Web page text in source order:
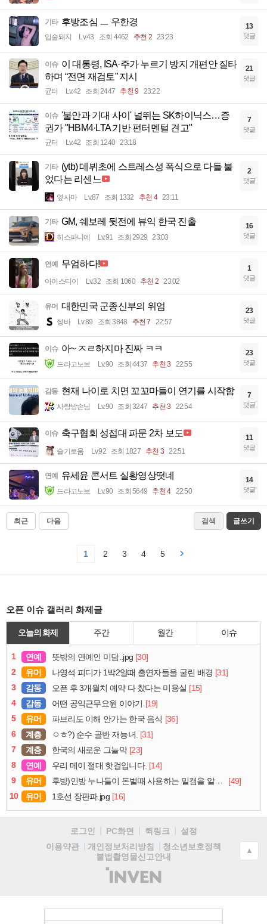
기타 후방조심 ㅡ 우한경
입술돼지 Lv.43 조회 4462 추천 2 23:23
13
댓글
이슈 이 대통령, ISA·주가 누르기 방지 개편안 질타
하며 “전면 재검토” 지시
균터 Lv.42 조회 2447 추천 9 23:22
21
댓글
이슈 '불안과 기대 사이' 널뛰는 SK하이닉스…증
권가 "HBM4·LTA 기반 펀터멘털 견고"
균터 Lv.42 조회 1240 23:18
7
댓글
기타 (ytb) 데뷔초에 스트레스성 폭식으로 다들 불
었다는 리센느
옆사마 Lv.87 조회 1332 추천 4 23:11
2
댓글
기타 GM, 쉐보레 뒷전에 뷰익 한국 진출
히스파니에 Lv.91 조회 2929 23:03
16
댓글
연예 무엄하다!
아이스티이 Lv.32 조회 1060 추천 2 23:02
1
댓글
유머 대한민국 군종신부의 위엄
썽바 Lv.89 조회 3848 추천 7 22:57
23
댓글
이슈 아~ ㅈㄹ하지마 진짜 ㅋㅋ
드라고노브 Lv.90 조회 4437 추천 3 22:55
23
댓글
감동 현재 나이로 치면 꼬꼬마들이 연기를 시작함
사랑방손님 Lv.90 조회 3247 추천 3 22:54
7
댓글
이슈 축구협회 성접대 파문 2차 보도
슬기로움 Lv.92 조회 1827 추천 3 22:51
11
댓글
연예 유세윤 콘서트 실황영상떳네
드라고노브 Lv.90 조회 5649 추천 4 22:50
14
댓글
최근 다음 검색 글쓰기
1 2 3 4 5
오픈 이슈 갤러리 화제글
오늘의 화제 주간 월간 이슈
1 연예 뜻밖의 연예인 미담..jpg [30]
2
유머 나영석 피디가 1박2일때 출연자들을 굴린 배경 [31]
3
감동 오픈 후 3개월치 예약 다 찼다는 미용실 [15]
4
감동 어떤 공익근무요원 이야기 [19]
5
유머 파브리도 이해 안가는 한국 음식 [36]
6
계층 ㅇㅎ?) 순수 골반 재능녀. [31]
7
계층 한국의 새로운 그늘막 [23]
8
연예 우리 메이 절대 핫걸입니다. [14]
9
유머 후방)인방 누나들이 돈벌때 사용하는 밑캠을 알아보자
[49]
10
유머 1호선 장판파.jpg [16]
로그인 PC화면 퀵링크
설정
이용약관
개인정보처리방침
청소년보호정책
불법촬영물신고안내
(주)
인
▲